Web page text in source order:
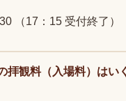
（17：15 受付終了）
拝観料（入場料）はい